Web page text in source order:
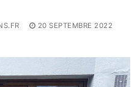
20 SEPTEMBRE 2022